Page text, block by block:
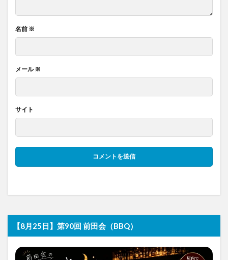
名前 ※
メール※
サイト
【8月25日】第90回 前田会（BBQ）